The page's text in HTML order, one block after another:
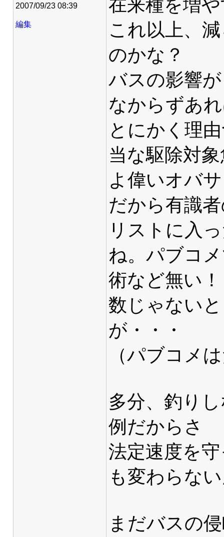
2007/09/23 08:39
編集
在来種を増
これ以上、
のかな？
バスの影響
なからずあ
とにかく理
当な駆除対
よ偉いオバ
だから有識
リストに入
ね。パブコ
術など無い！
数じゃない
が・・・
（パブコメ
多分、釣り
例だからさ
法定速度を
も変わらな
まだバスの